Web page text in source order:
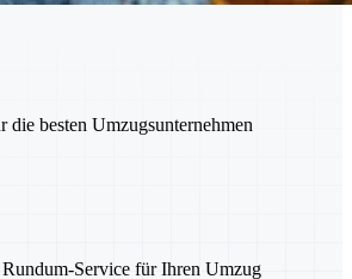
die besten Umzugsunternehmen
Service für Ihren Umzug